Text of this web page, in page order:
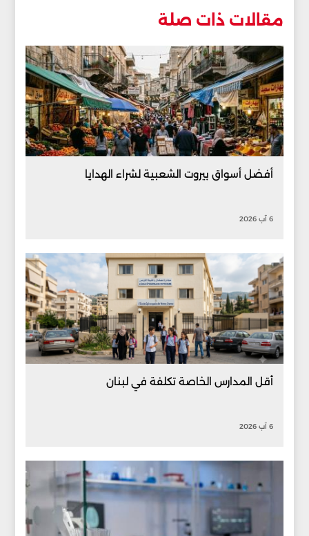
مقالات ذات صلة
أفضل أسواق بيروت الشعبية لشراء الهدايا
6 آب 2026
أقل المدارس الخاصة تكلفة في لبنان
6 آب 2026